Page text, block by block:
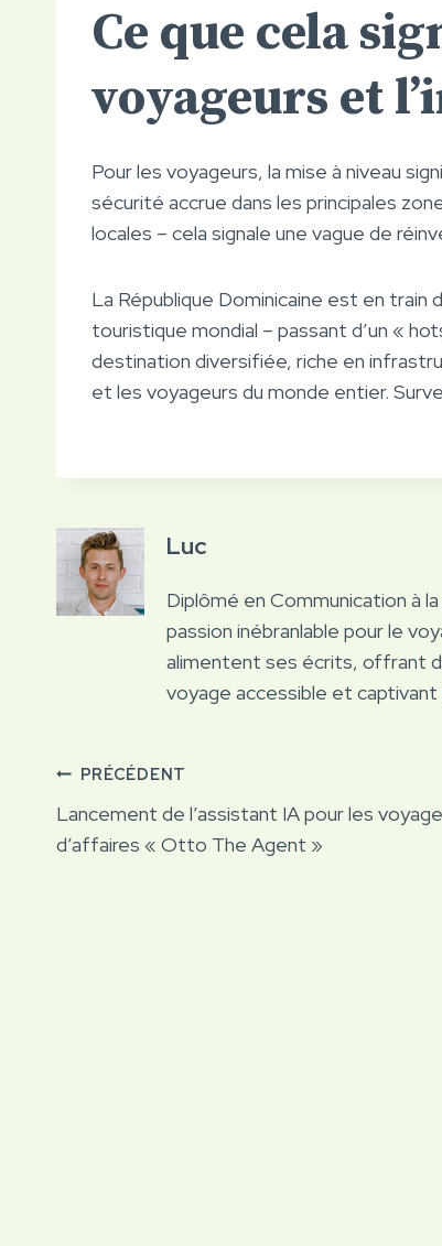
Ce que cela
voyageurs et
Pour les voyageurs, la mise à niveau
sécurité accrue dans les principales
locales – cela signale une vague de
La République Dominicaine est en
touristique mondial – passant d’un «
destination diversifiée, riche en
et les voyageurs du monde entier.
Luc
Diplômé en Communication à
passion inébranlable pour le
alimentent ses écrits, offrant
voyage accessible et
Navigation
de
PRÉCÉDENT
Lancement de l’assistant IA pour les
d’affaires « Otto The Agent »